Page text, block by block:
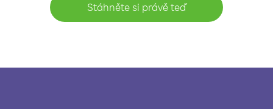
Stáhněte si právě teď